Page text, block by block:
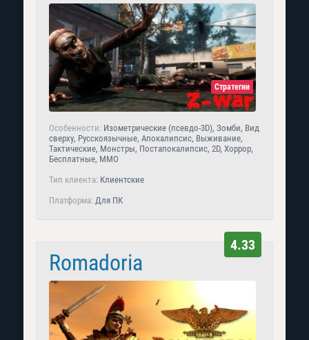
Стратегии
Особенности: Изометрические (псевдо-3D), Зомби, Вид
сверху, Русскоязычные, Апокалипсис, Выживание,
Тактические, Монстры, Постапокалипсис, 2D, Хоррор,
Бесплатные, MMO
Тип клиента: Клиентские
Платформа: Для ПК
Romadoria
4.33